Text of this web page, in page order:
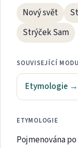
Nový svět
Strýček Sam
SOUVISEJÍCÍ
Etymologie →
ETYMOLOGIE
Pojmenována